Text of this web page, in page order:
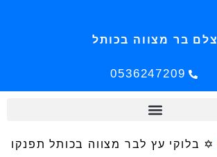
צלם בר מצווה בכותל
0536247209
✡️ בלוקי עץ לבר מצווה בכותל תפנקו